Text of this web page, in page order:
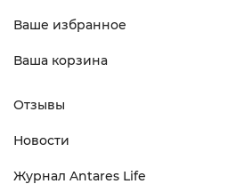
Ваше избранное
Ваша корзина
Отзывы
Новости
Журнал Antares Life